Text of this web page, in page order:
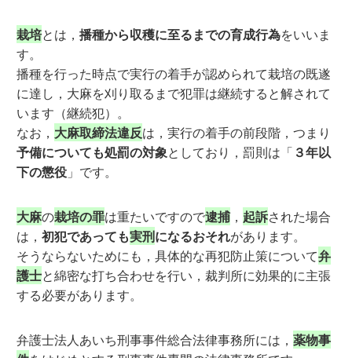
栽培とは，播種から収穫に至るまでの育成行為をいいま
す。
播種を行った時点で実行の着手が認められて栽培の既遂
に達し，大麻を刈り取るまで犯罪は継続すると解されて
います（継続犯）。
なお， 大麻取締法違反は，実行の着手の前段階，つまり
予備についても処罰の対象としており，罰則は「 ３年以
下の懲役 」です。
大麻の栽培の罪は重たいですので逮捕， 起訴された場合
は，初犯であっても実刑になるおそれがあります。
そうならないためにも，具体的な再犯防止策について弁
護士と綿密な打ち合わせを行い，裁判所に効果的に主張
する必要があります。
弁護士法人あいち刑事事件総合法律事務所には，薬物事